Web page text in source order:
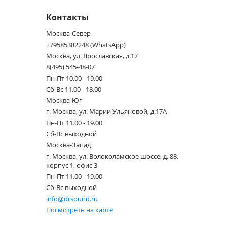
Контакты
Москва-Север
+79585382248 (WhatsApp)
Москва, ул. Ярославская, д.17
8(495) 545-48-07
Пн-Пт 10.00 - 19.00
Сб-Вс 11.00 - 18.00
Москва-Юг
г. Москва, ул. Марии Ульяновой, д.17А
Пн-Пт 11.00 - 19.00
Сб-Вс выходной
Москва-Запад
г. Москва, ул. Волоколамское шоссе, д. 88,
корпус 1, офис 3
Пн-Пт 11.00 - 19.00
Сб-Вс выходной
info@drsound.ru
Посмотреть на карте